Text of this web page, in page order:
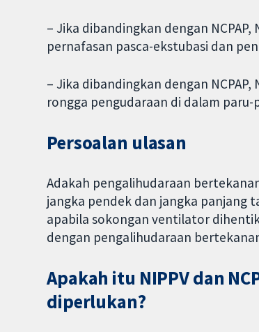
– Jika dibandingkan dengan
pernafasan pasca-ekstubasi dan
– Jika dibandingkan dengan
rongga pengudaraan di dalam paru-
Persoalan ulasan
Adakah pengalihudaraan
jangka pendek dan jangka panjang
apabila sokongan ventilator
dengan pengalihudaraan
Apakah itu NIPPV dan
diperlukan?